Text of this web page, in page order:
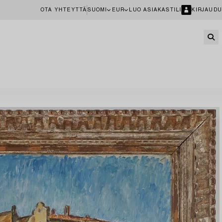
OTA YHTEYTTÄ SUOMI EUR LUO ASIAKASTILI KIRJAUDU